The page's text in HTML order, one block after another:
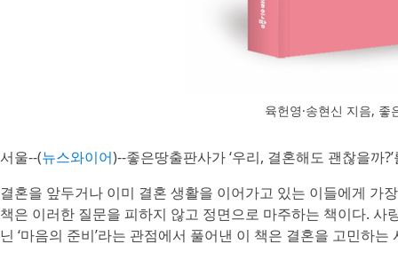
육헌영·송현신 지음,
서울--(뉴스와이어)--좋은땅출판사가 ‘우리, 결혼해도 괜찮을까
결혼을 앞두거나 이미 결혼 생활을 이어가고 있는 이들에게 가
책은 이러한 질문을 피하지 않고 정면으로 마주하는 책이다.
닌 ‘마음의 준비’라는 관점에서 풀어낸 이 책은 결혼을 고민하